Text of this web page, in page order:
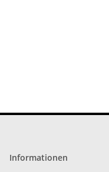
Informationen